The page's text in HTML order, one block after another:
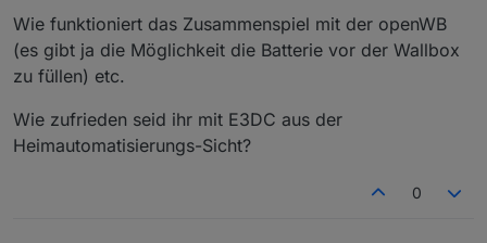
Wie funktioniert das Zusammenspiel mit der openWB
(es gibt ja die Möglichkeit die Batterie vor der Wallbox
zu füllen) etc.
Wie zufrieden seid ihr mit E3DC aus der
Heimautomatisierungs-Sicht?
0